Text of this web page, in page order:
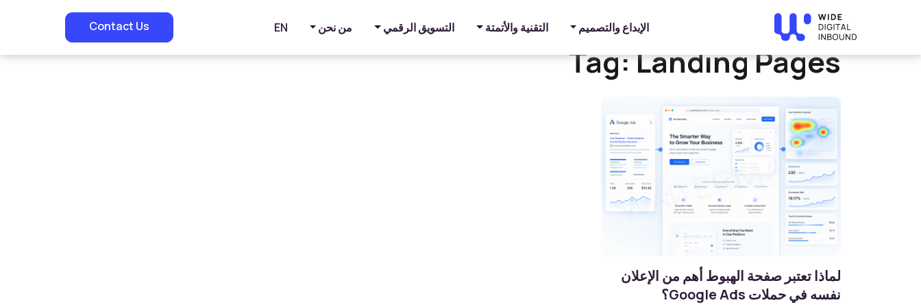
الإبداع والتصميم التقنية والأتمتة التسويق الرقمي من نحن EN
Contact Us Landing Pages
Tag:Landing Pages
لماذا تعتبر صفحة الهبوط أهم من الإعلان
نفسه في حملات Google Ads؟